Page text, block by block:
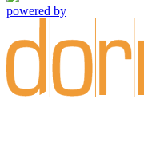
powered by